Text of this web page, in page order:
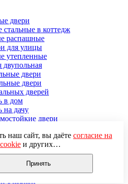
двери
в коттедж
распашные
для улицы
утепленные
двупольная
двери
двери
дверей
в дом
на дачу
двери
в подъезд
внутреннего открывания
массив
мдф
с зеркалом
наш сайт, вы даёте согласие на
и других
(включая IP-адрес, сведения о
на сайте и т. п.)
проведения
Принять